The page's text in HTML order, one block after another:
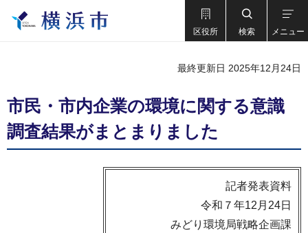
区役所 検索 メニュー
最終更新日 2025年12月24日
市民・市内企業の環境に関する意識
調査結果がまとまりました
記者発表資料
令和７年12月24日
みどり環境局戦略企画課